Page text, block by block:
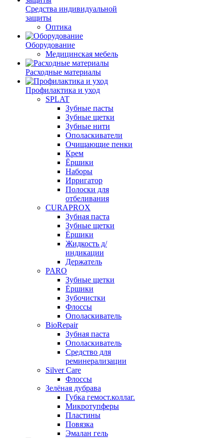
Средства индивидуальной
защиты
Оптика
Оборудование
Медицинская мебель
Расходные материалы
Профилактика и уход
SPLAT
Зубные пасты
Зубные щетки
Зубные нити
Ополаскиватели
Очищающие пенки
Крем
Ёршики
Наборы
Ирригатор
Полоски для
отбеливания
CURAPROX
Зубная паста
Зубные щетки
Ёршики
Жидкость д/
индикации
Держатель
PARO
Зубные щетки
Ёршики
Зубочистки
Флоссы
Ополаскиватель
BioRepair
Зубная паста
Ополаскиватель
Средство для
реминерализации
Silver Care
Флоссы
Зелёная дубрава
Губка гемост.коллаг.
Микротупферы
Пластины
Повязка
Эмалан гель